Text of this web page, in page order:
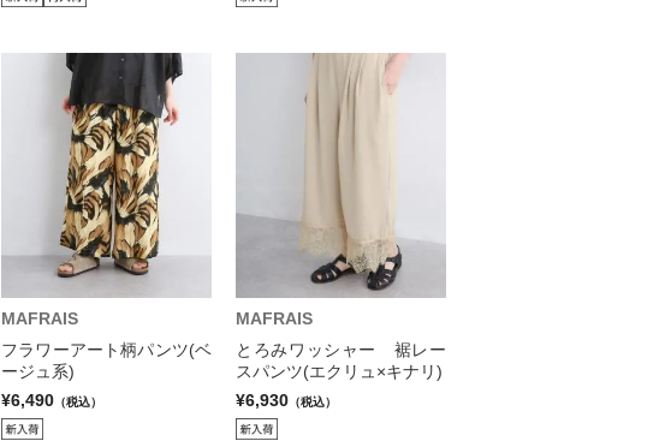
MAFRAIS
フラワーアート柄パンツ(ベ
ージュ系)
¥6,490 （税込）
MAFRAIS
とろみワッシャー 裾レー
スパンツ(エクリュ×キナリ)
¥6,930 （税込）